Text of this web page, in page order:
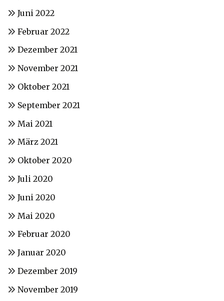
Juni 2022
Februar 2022
Dezember 2021
November 2021
Oktober 2021
September 2021
Mai 2021
März 2021
Oktober 2020
Juli 2020
Juni 2020
Mai 2020
Februar 2020
Januar 2020
Dezember 2019
November 2019